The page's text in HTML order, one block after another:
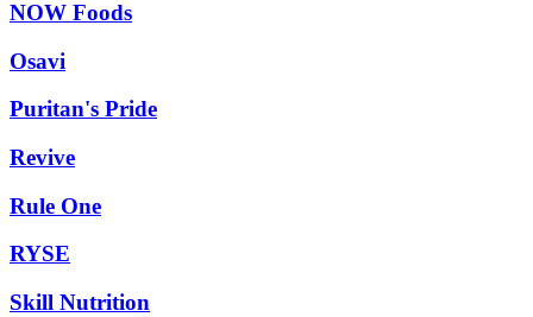
NOW Foods
Osavi
Puritan's Pride
Revive
Rule One
RYSE
Skill Nutrition